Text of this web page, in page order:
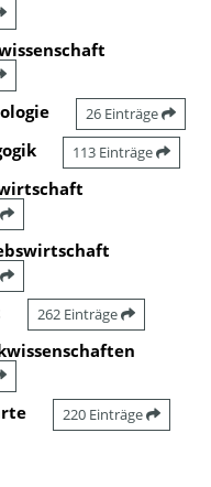
26 Einträge
113 Einträge
262 Einträge
220 Einträge